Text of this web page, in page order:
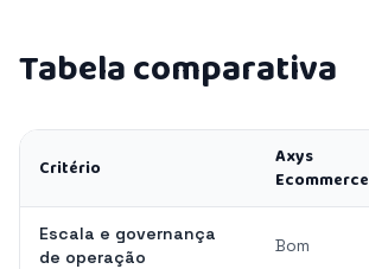
Tabela comparativa
Critério
Axys
Ecommerce
Escala e governança
de operação
Bom